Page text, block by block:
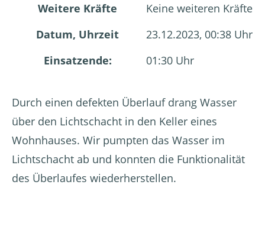
Weitere Kräfte
Keine weiteren Kräfte
Datum, Uhrzeit
23.12.2023, 00:38 Uhr
Einsatzende:
01:30 Uhr
Durch einen defekten Überlauf drang Wasser
über den Lichtschacht in den Keller eines
Wohnhauses. Wir pumpten das Wasser im
Lichtschacht ab und konnten die Funktionalität
des Überlaufes wiederherstellen.